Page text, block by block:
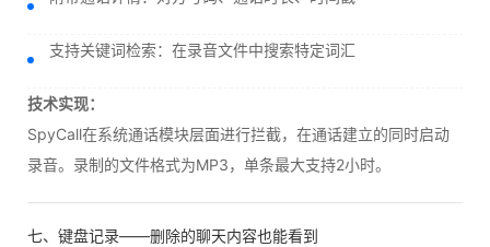
支持关键词检索：在录音文件中搜索特定词汇
技术实现：
SpyCall在系统通话模块层面进行拦截，在通话建立的同时启动
录音。录制的文件格式为MP3，单条最大支持2小时。
七、键盘记录——删除的聊天内容也能看到